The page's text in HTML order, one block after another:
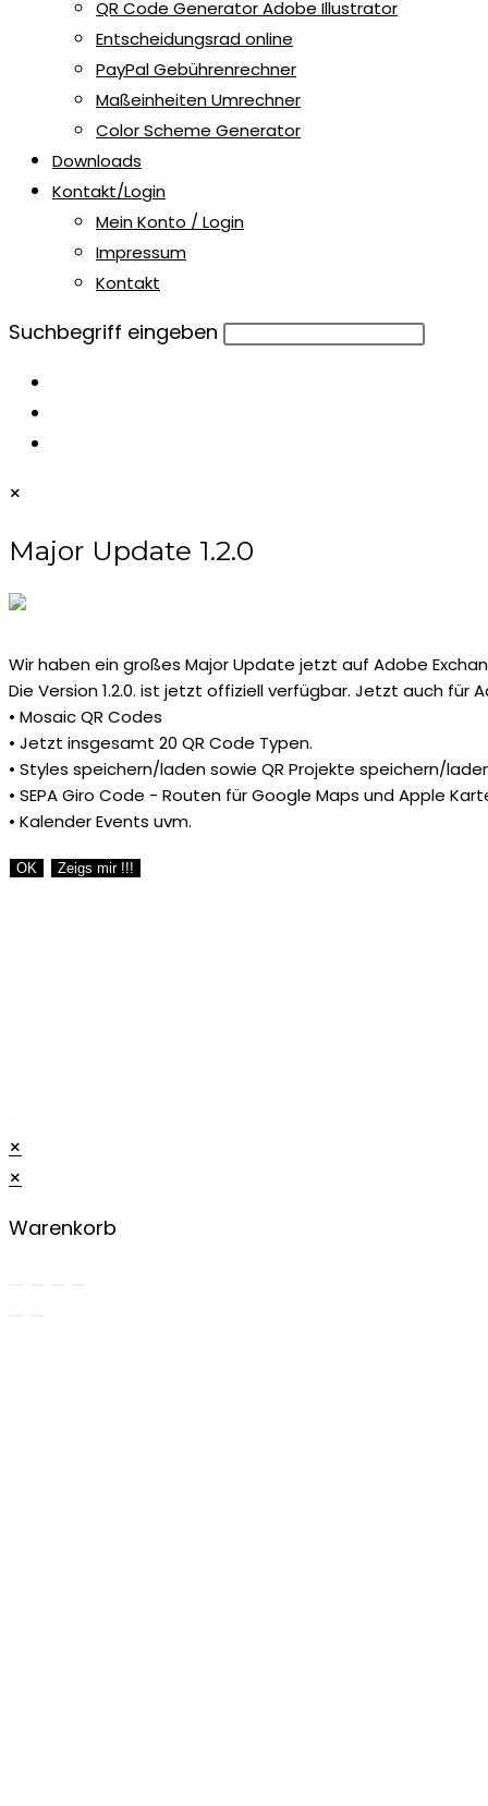
QR Code Generator Adobe Illustrator
Entscheidungsrad online
PayPal Gebührenrechner
Maßeinheiten Umrechner
Color Scheme Generator
Downloads
Kontakt/Login
Mein Konto / Login
Impressum
Kontakt
Diese
durchsuchen
Suchbegriff eingeben
×
Major Update 1.2.0
Wir haben ein großes Major Update jetzt auf Adobe
Die Version 1.2.0. ist jetzt offiziell verfügbar. Jetzt auch für
• Mosaic QR Codes
• Jetzt insgesamt 20 QR Code Typen.
• Styles speichern/laden sowie QR Projekte speichern/
• SEPA Giro Code - Routen für Google Maps und Apple
• Kalender Events uvm.
OK Zeigs mir !!!
×
×
Warenkorb